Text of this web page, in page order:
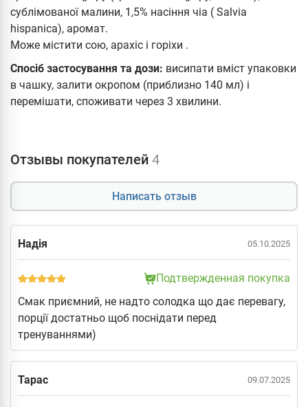
сублімованої малини, 1,5% насіння чіа ( Salvia
hispanica), аромат.
Може містити сою, арахіс і горіхи .
Спосіб застосування та дози: висипати вміст упаковки
в чашку, залити окропом (приблизно 140 мл) і
перемішати, споживати через 3 хвилини.
Отзывы покупателей 4
Написать отзыв
Надія 05.10.2025
Подтвержденная покупка
Смак приємний, не надто солодка що дає перевагу,
порції достатньо щоб поснідати перед
тренуваннями)
Тарас 09.07.2025